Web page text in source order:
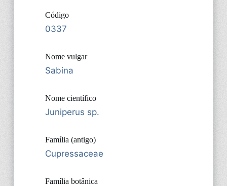
Código
0337
Nome vulgar
Sabina
Nome científico
Juniperus sp.
Família (antigo)
Cupressaceae
Família botânica